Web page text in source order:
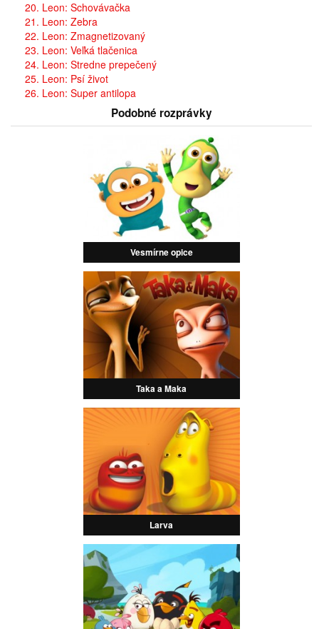
20. Leon: Schovávačka
21. Leon: Zebra
22. Leon: Zmagnetizovaný
23. Leon: Veľká tlačenica
24. Leon: Stredne prepečený
25. Leon: Psí život
26. Leon: Super antilopa
Podobné rozprávky
Vesmírne opice
Taka a Maka
Larva